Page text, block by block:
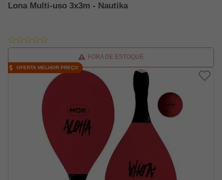
Lona Multi-uso 3x3m - Nautika
FORA DE ESTOQUE
OFERTA MELHOR PREÇO